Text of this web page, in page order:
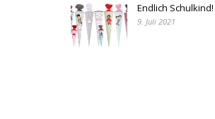
Endlich Schulkind!
9. Juli 2021